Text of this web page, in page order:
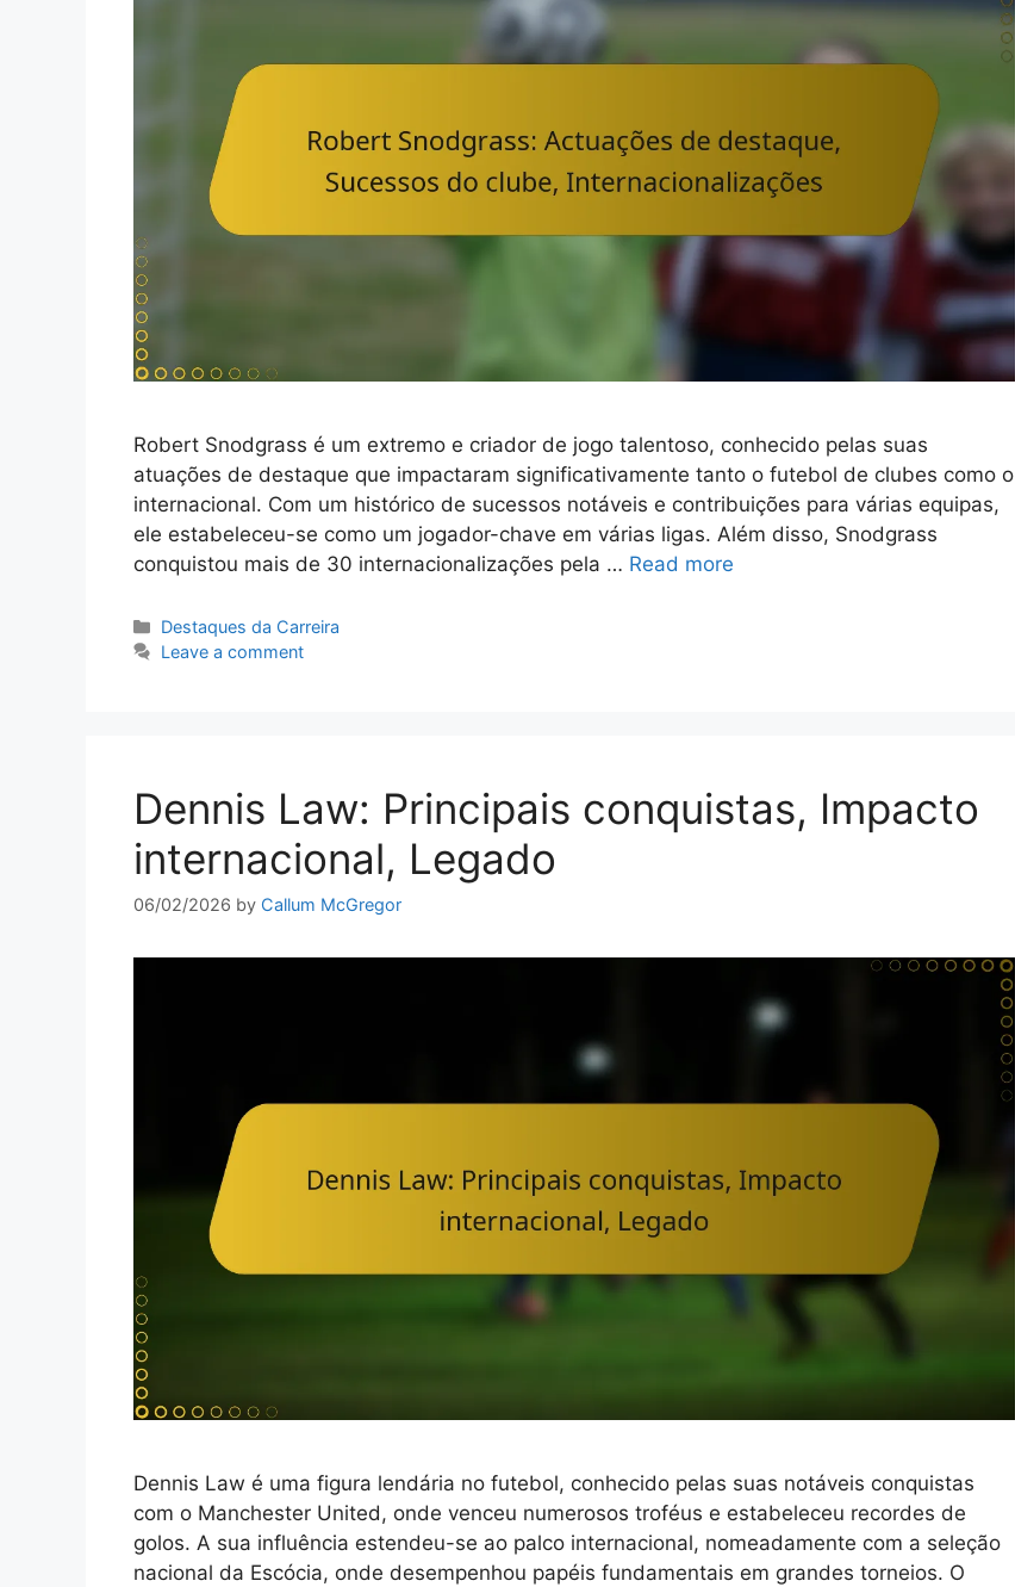
Robert Snodgrass é um extremo e criador de jogo talentoso, conhecido pelas suas
atuações de destaque que impactaram significativamente tanto o futebol de clubes como o
internacional. Com um histórico de sucessos notáveis e contribuições para várias equipas,
ele estabeleceu-se como um jogador-chave em várias ligas. Além disso, Snodgrass
conquistou mais de 30 internacionalizações pela … Read more
Categories
Destaques da Carreira
Leave a comment
Dennis Law: Principais conquistas, Impacto
internacional, Legado
06/02/2026 by Callum McGregor
Dennis Law é uma figura lendária no futebol, conhecido pelas suas notáveis conquistas
com o Manchester United, onde venceu numerosos troféus e estabeleceu recordes de
golos. A sua influência estendeu-se ao palco internacional, nomeadamente com a seleção
nacional da Escócia, onde desempenhou papéis fundamentais em grandes torneios. O